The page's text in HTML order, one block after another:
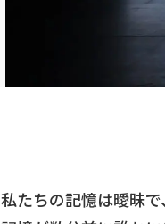
私たちの記憶は曖昧